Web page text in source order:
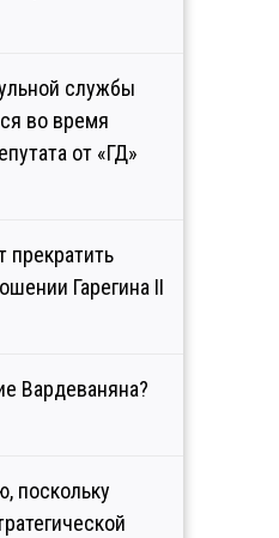
службы
во время
от «ГД»
прекратить
Гарегина II
Вардеваняна?
поскольку